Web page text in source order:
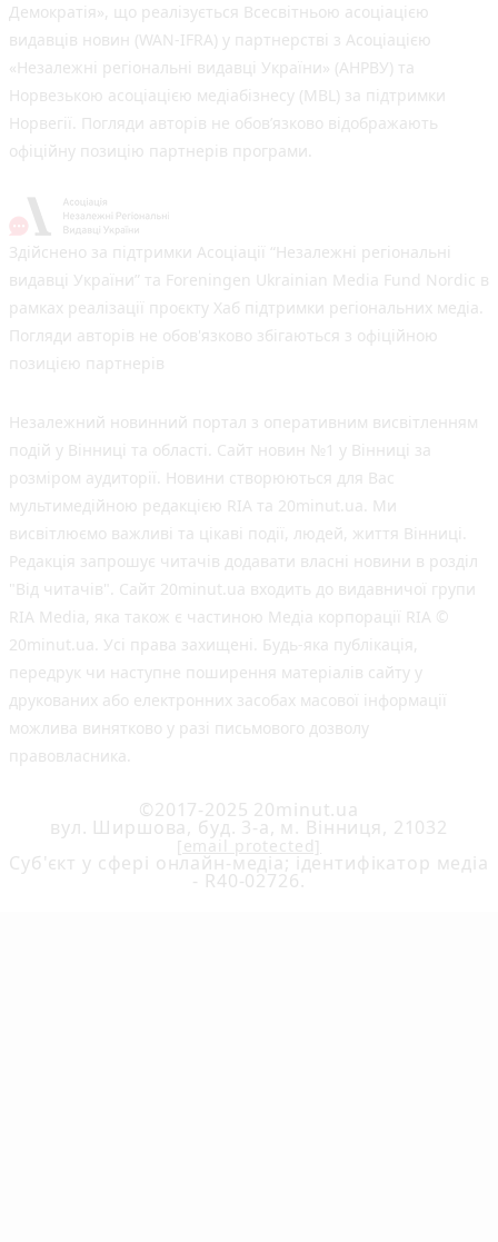
Демократія», що реалізується Всесвітньою асоціацією
видавців новин (WAN-IFRA) у партнерстві з Асоціацією
«Незалежні регіональні видавці України» (АНРВУ) та
Норвезькою асоціацією медіабізнесу (MBL) за підтримки
Норвегії. Погляди авторів не обов’язково відображають
офіційну позицію партнерів програми.
Здійснено за підтримки Асоціації “Незалежні регіональні
видавці України” та Foreningen Ukrainian Media Fund Nordic в
рамках реалізації проєкту Хаб підтримки регіональних медіа.
Погляди авторів не обов'язково збігаються з офіційною
позицією партнерів
Незалежний новинний портал з оперативним висвітленням
подій у Вінниці та області. Сайт новин №1 у Вінниці за
розміром аудиторії. Новини створюються для Вас
мультимедійною редакцією RIA та 20minut.ua. Ми
висвітлюємо важливі та цікаві події, людей, життя Вінниці.
Редакція запрошує читачів додавати власні новини в розділ
"Від читачів". Сайт 20minut.ua входить до видавничої групи
RIA Media, яка також є частиною Медіа корпорації RIA ©
20minut.ua. Усі права захищені. Будь-яка публiкацiя,
передрук чи наступне поширення матеріалів сайту у
друкованих або електронних засобах масової інформації
можлива винятково у разі письмового дозволу
правовласника.
©2017-2025 20minut.ua
вул. Ширшова, буд. 3-а, м. Вінниця, 21032
[email protected]
Cуб'єкт у сфері онлайн-медіа; ідентифікатор медіа
- R40-02726.